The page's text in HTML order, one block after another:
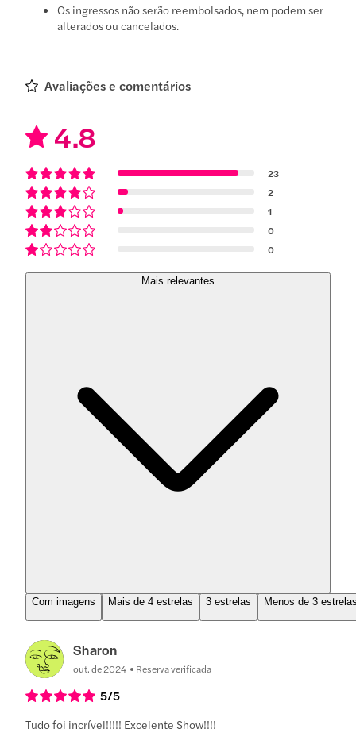
Os ingressos não serão reembolsados, nem podem ser
alterados ou cancelados.
Avaliações e comentários
4.8
23
2
1
0
0
Mais relevantes
Com imagens Mais de 4 estrelas 3 estrelas Menos de 3
Sharon
out. de 2024 Reserva verificada
5/5
Tudo foi incrível!!!!! Excelente Show!!!!